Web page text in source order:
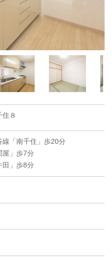
８
「南千住」歩20分
屋」歩7分
田」歩8分